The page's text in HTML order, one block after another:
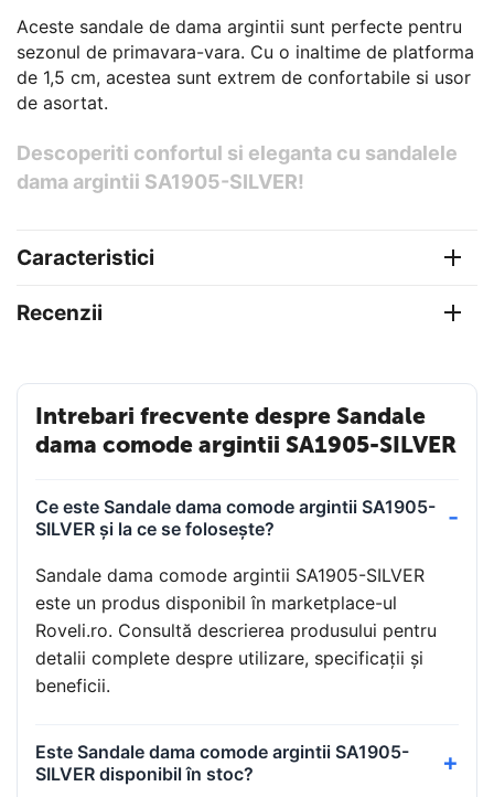
Aceste sandale de dama argintii sunt perfecte pentru
sezonul de primavara-vara. Cu o inaltime de platforma
de 1,5 cm, acestea sunt extrem de confortabile si usor
de asortat.
Descoperiti confortul si eleganta cu sandalele
dama argintii SA1905-SILVER!
Caracteristici
Recenzii
Intrebari frecvente despre Sandale
dama comode argintii SA1905-SILVER
Ce este Sandale dama comode argintii SA1905-
SILVER și la ce se folosește?
Sandale dama comode argintii SA1905-SILVER
este un produs disponibil în marketplace-ul
Roveli.ro. Consultă descrierea produsului pentru
detalii complete despre utilizare, specificații și
beneficii.
Este Sandale dama comode argintii SA1905-
SILVER disponibil în stoc?